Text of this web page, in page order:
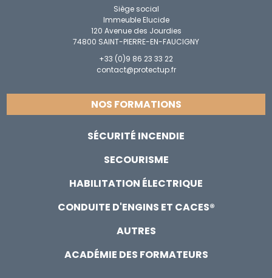
Siège social
Immeuble Elucide
120 Avenue des Jourdies
74800 SAINT-PIERRE-EN-FAUCIGNY
+33 (0)9 86 23 33 22
contact@protectup.fr
NOS FORMATIONS
SÉCURITÉ INCENDIE
SECOURISME
HABILITATION ÉLECTRIQUE
CONDUITE D'ENGINS ET CACES®
AUTRES
ACADÉMIE DES FORMATEURS